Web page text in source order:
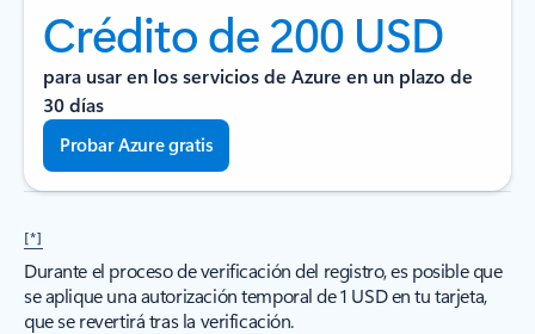
Crédito de 200 USD
para usar en los servicios de Azure en un plazo de
30 días
Probar Azure gratis
[*]
Durante el proceso de verificación del registro, es posible que
se aplique una autorización temporal de 1 USD en tu tarjeta,
que se revertirá tras la verificación.